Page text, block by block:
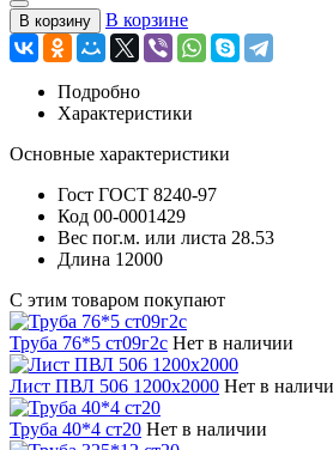
В корзину В корзине
Подробно
Характеристики
Основные характеристики
Гост ГОСТ 8240-97
Код 00-0001429
Вес пог.м. или листа 28.53
Длина 12000
С этим товаром покупают
Труба 76*5 ст09г2с Нет в наличии
Лист ПВЛ 506 1200х2000 Нет в
Труба 40*4 ст20 Нет в наличии